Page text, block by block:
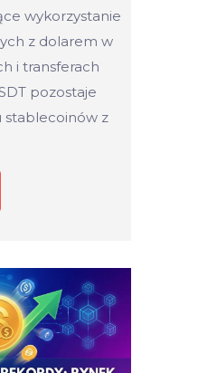
wykorzystanie
z dolarem w
i transferach
pozostaje
z